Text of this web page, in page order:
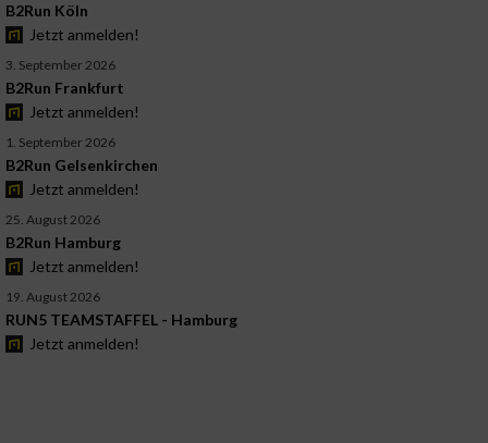
B2Run Köln
Jetzt anmelden!
3. September 2026
B2Run Frankfurt
Jetzt anmelden!
1. September 2026
B2Run Gelsenkirchen
Jetzt anmelden!
25. August 2026
B2Run Hamburg
Jetzt anmelden!
19. August 2026
RUN5 TEAMSTAFFEL - Hamburg
Jetzt anmelden!